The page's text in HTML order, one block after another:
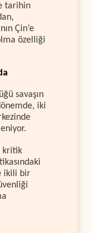
tarihin
Çin’e
özelliği
savaşın
iki
kritik
ikili bir